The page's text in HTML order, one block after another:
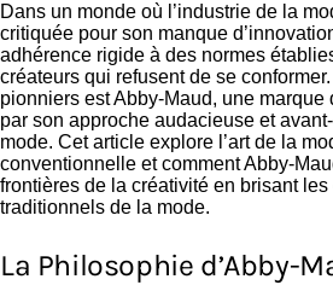
Dans un monde où l’industrie de la
critiquée pour son manque
adhérence rigide à des normes
créateurs qui refusent de se conformer.
pionniers est Abby-Maud, une marque
par son approche audacieuse et
mode. Cet article explore l’art de la
conventionnelle et comment Abby-
frontières de la créativité en brisant les
traditionnels de la mode.
La Philosophie d’Abby-